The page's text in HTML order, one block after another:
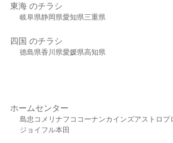
東海 のチラシ
岐阜県静岡県愛知県三重県
四国 のチラシ
徳島県香川県愛媛県高知県
ホームセンター
島忠 コメリ ナフコ コーナンカインズアストロプ
ジョイフル本田